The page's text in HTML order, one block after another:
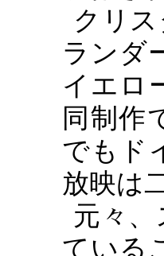
クリ
ランダ
イエロ
同制作
でもド
放映は
元々
ている